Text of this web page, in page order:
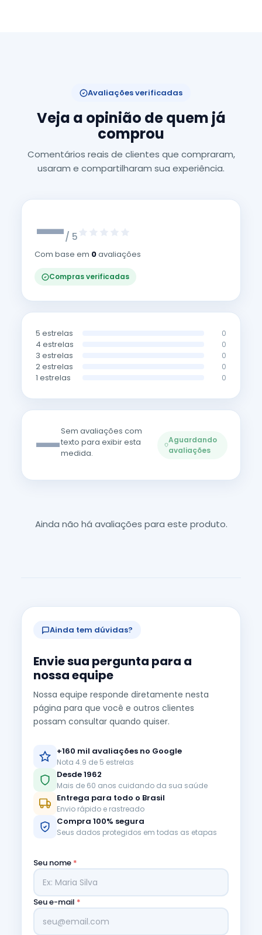
Avaliações verificadas
Veja a opinião de quem já
comprou
Comentários reais de clientes que compraram,
usaram e compartilharam sua experiência.
—/ 5
Com base em 0avaliações
Compras verificadas
5 estrelas 0
4 estrelas 0
3 estrelas 0
2 estrelas 0
1 estrelas 0
—Sem avaliações com
texto para exibir esta
medida.
Aguardando
avaliações
Ainda não há avaliações para este produto.
Ainda tem dúvidas?
Envie sua pergunta para a
nossa equipe
Nossa equipe responde diretamente nesta
página para que você e outros clientes
possam consultar quando quiser.
+160 mil avaliações no Google
Nota 4.9 de 5 estrelas
Desde 1962
Mais de 60 anos cuidando da sua saúde
Entrega para todo o Brasil
Envio rápido e rastreado
Compra 100% segura
Seus dados protegidos em todas as etapas
Seu nome *
Seu e-mail *